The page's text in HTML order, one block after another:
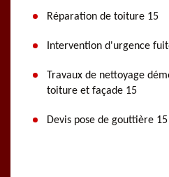
Réparation de toiture 15
Intervention d'urgence
Travaux de nettoyage
toiture et façade 15
Devis pose de gouttière 15